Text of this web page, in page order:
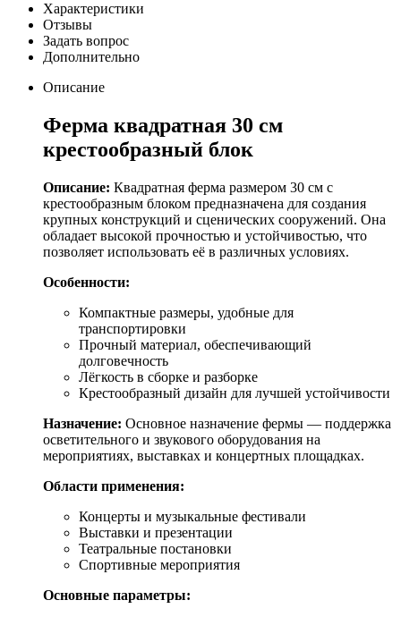
Характеристики
Отзывы
Задать вопрос
Дополнительно
Описание
Ферма квадратная 30 см
крестообразный блок
Описание: Квадратная ферма размером 30 см с
крестообразным блоком предназначена для создания
крупных конструкций и сценических сооружений. Она
обладает высокой прочностью и устойчивостью, что
позволяет использовать её в различных условиях.
Особенности:
Компактные размеры, удобные для
транспортировки
Прочный материал, обеспечивающий
долговечность
Лёгкость в сборке и разборке
Крестообразный дизайн для лучшей устойчивости
Назначение: Основное назначение фермы — поддержка
осветительного и звукового оборудования на
мероприятиях, выставках и концертных площадках.
Области применения:
Концерты и музыкальные фестивали
Выставки и презентации
Театральные постановки
Спортивные мероприятия
Основные параметры: